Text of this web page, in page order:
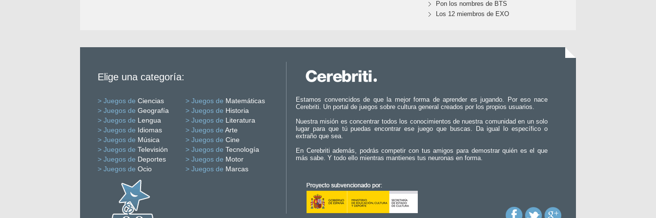
Pon los nombres de BTS
Los 12 miembros de EXO
Elige una categoría:
> Juegos de Ciencias > Juegos de Matemáticas
> Juegos de Geografía > Juegos de Historia
> Juegos de Lengua > Juegos de Literatura
> Juegos de Idiomas > Juegos de Arte
> Juegos de Música > Juegos de Cine
> Juegos de Televisión > Juegos de Tecnología
> Juegos de Deportes > Juegos de Motor
> Juegos de Ocio > Juegos de Marcas
Estamos convencidos de que la mejor forma de aprender es jugando. Por eso nace
Cerebriti. Un portal de juegos sobre cultura general creados por los propios usuarios.
Nuestra misión es concentrar todos los conocimientos de nuestra comunidad en un solo
lugar para que tú puedas encontrar ese juego que buscas. Da igual lo específico o
extraño que sea.
En Cerebriti además, podrás competir con tus amigos para demostrar quién es el que
más sabe. Y todo ello mientras mantienes tus neuronas en forma.